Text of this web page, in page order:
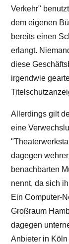
Verkehr"
dem eigenen
bereits einen
erlangt.
diese
irgendwie
Allerdings gilt
eine
dagegen
benachbarten
nennt, da sich
Ein Computer-
Großraum
dagegen
Anbieter in